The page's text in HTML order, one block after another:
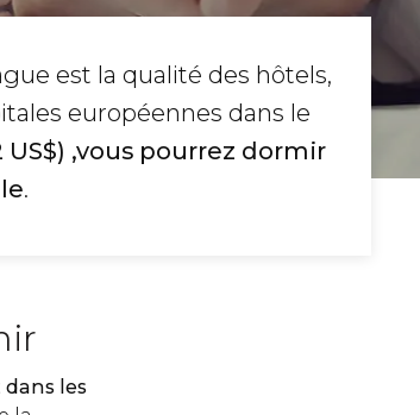
est la qualité des hôtels,
européennes dans le
US$) ,vous pourrez dormir
.
les